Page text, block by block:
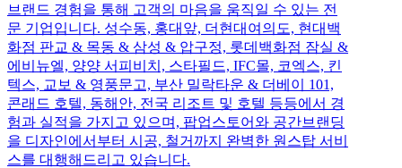
브랜드 경험을 통해 고객의 마음을 움직일 수 있는 전
문 기업입니다. 성수동, 홍대앞, 더현대여의도, 현대백
화점 판교 & 목동 & 삼성 & 압구정, 롯데백화점 잠실 &
에비뉴엘, 양양 서피비치, 스타필드, IFC몰, 코엑스, 킨
텍스, 교보 & 영풍문고, 부산 밀락타운 & 더베이 101,
콘래드 호텔, 동해안, 전국 리조트 및 호텔 등등에서 경
험과 실적을 가지고 있으며, 팝업스토어와 공간브랜딩
을 디자인에서부터 시공, 철거까지 완벽한 원스탑 서비
스를 대행해드리고 있습니다.